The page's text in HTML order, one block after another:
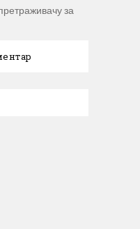
за